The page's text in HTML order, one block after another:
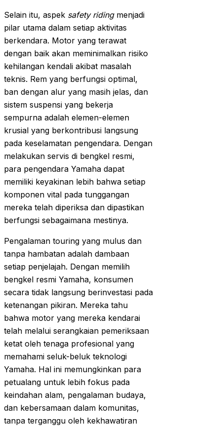
Selain itu, aspek safety ridingmenjadi
pilar utama dalam setiap aktivitas
berkendara. Motor yang terawat
dengan baik akan meminimalkan risiko
kehilangan kendali akibat masalah
teknis. Rem yang berfungsi optimal,
ban dengan alur yang masih jelas, dan
sistem suspensi yang bekerja
sempurna adalah elemen-elemen
krusial yang berkontribusi langsung
pada keselamatan pengendara. Dengan
melakukan servis di bengkel resmi,
para pengendara Yamaha dapat
memiliki keyakinan lebih bahwa setiap
komponen vital pada tunggangan
mereka telah diperiksa dan dipastikan
berfungsi sebagaimana mestinya.
Pengalaman touring yang mulus dan
tanpa hambatan adalah dambaan
setiap penjelajah. Dengan memilih
bengkel resmi Yamaha, konsumen
secara tidak langsung berinvestasi pada
ketenangan pikiran. Mereka tahu
bahwa motor yang mereka kendarai
telah melalui serangkaian pemeriksaan
ketat oleh tenaga profesional yang
memahami seluk-beluk teknologi
Yamaha. Hal ini memungkinkan para
petualang untuk lebih fokus pada
keindahan alam, pengalaman budaya,
dan kebersamaan dalam komunitas,
tanpa terganggu oleh kekhawatiran